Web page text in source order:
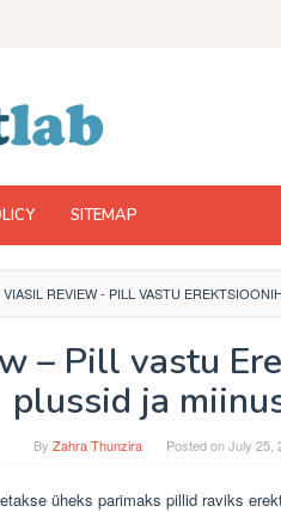
SITEMAP
VIASIL REVIEW - PILL VASTU
– Pill vastu
plussid ja
By Zahra Thunzira Posted onJuly 25,
üheks parimaks pillid raviks